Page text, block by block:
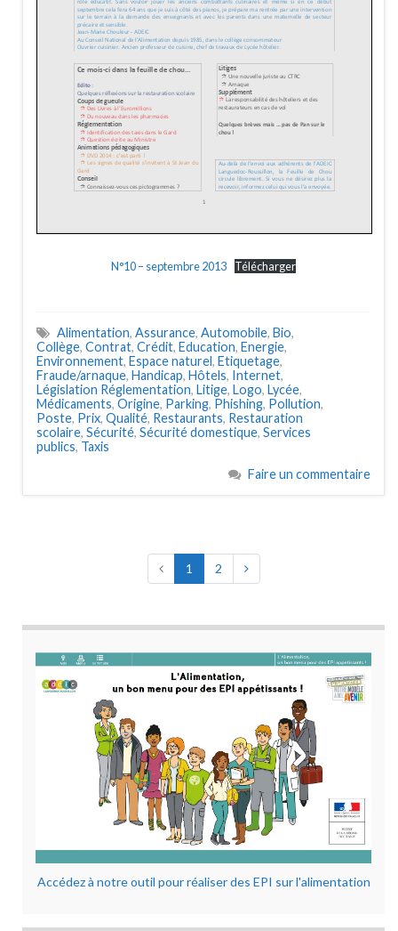
N°10 – septembre 2013 Télécharger
Alimentation, Assurance, Automobile, Bio,
Collège, Contrat, Crédit, Education, Energie,
Environnement, Espace naturel, Etiquetage,
Fraude/arnaque, Handicap, Hôtels, Internet,
Législation Réglementation, Litige, Logo, Lycée,
Médicaments, Origine, Parking, Phishing, Pollution,
Poste, Prix, Qualité, Restaurants, Restauration
scolaire, Sécurité, Sécurité domestique, Services
publics, Taxis
Faire un commentaire
1 2
Accédez à notre outil pour réaliser des EPI sur l'alimentation